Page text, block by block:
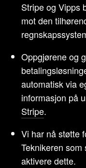
Stripe og Vipps
mot den
Oppgjørene og
automatisk via
informasjon på
Stripe.
Vi har nå støtte
Teknikeren
aktivere dette.